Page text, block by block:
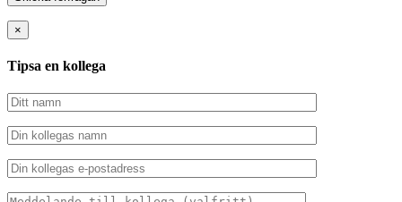
×
Tipsa en kollega